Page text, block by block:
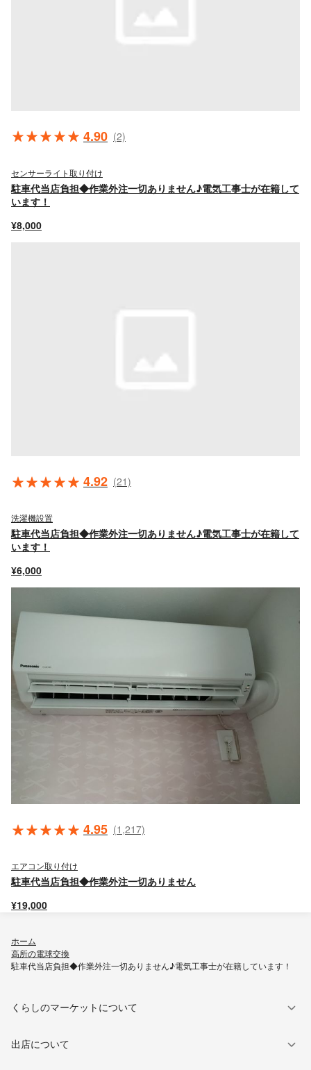
4.90 (2)
センサーライト取り付け
駐車代当店負担◆作業外注一切ありません♪電気工事士が在籍して
います！
¥8,000
4.92 (21)
洗濯機設置
駐車代当店負担◆作業外注一切ありません♪電気工事士が在籍して
います！
¥6,000
4.95 (1,217)
エアコン取り付け
駐車代当店負担◆作業外注一切ありません
¥19,000
ホーム
高所の電球交換
駐車代当店負担◆作業外注一切ありません♪電気工事士が在籍しています！
くらしのマーケットについて
出店について